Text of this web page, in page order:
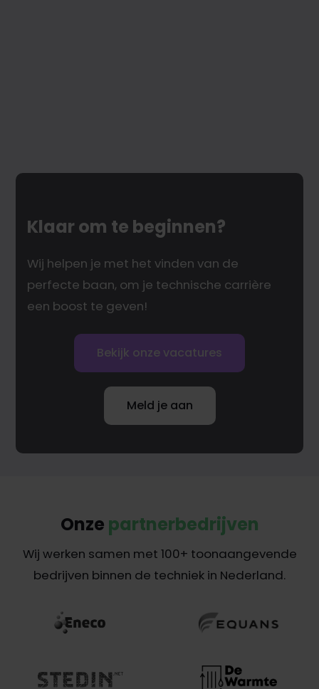
Klaar om te beginnen?
Wij helpen je met het vinden van de
perfecte baan, om je technische carrière
een boost te geven!
Bekijk onze vacatures
Meld je aan
Onze partnerbedrijven
Wij werken samen met 100+ toonaangevende
bedrijven binnen de techniek in Nederland.